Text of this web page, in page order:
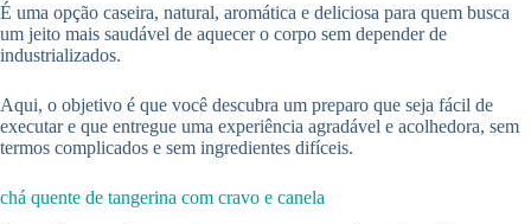
É uma opção caseira, natural, aromática e deliciosa para quem busca
um jeito mais saudável de aquecer o corpo sem depender de
industrializados.
Aqui, o objetivo é que você descubra um preparo que seja fácil de
executar e que entregue uma experiência agradável e acolhedora, sem
termos complicados e sem ingredientes difíceis.
chá quente de tangerina com cravo e canela